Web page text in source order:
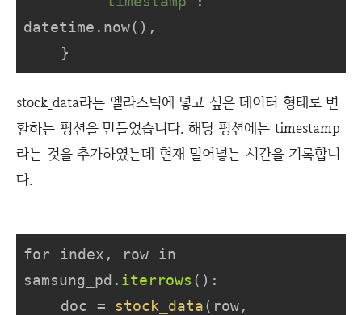
datetime.now(),
    }
stock_data라는 엘라스틱에 넣고 싶은 데이터 형태로 변
환하는 펑션을 만들었습니다. 해당 펑션에는 timestamp
라는 것을 추가하였는데 현재 밀어넣는 시간을 기록합니
다.
for index, row in
samsung_pd .iterrows ():
    doc =
stock_data